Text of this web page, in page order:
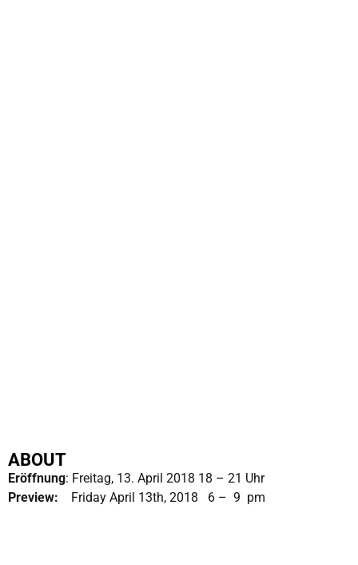
ABOUT
Eröffnung: Freitag, 13. April 2018 18 – 21 Uhr
Preview: Friday April 13th, 2018 6 – 9 pm